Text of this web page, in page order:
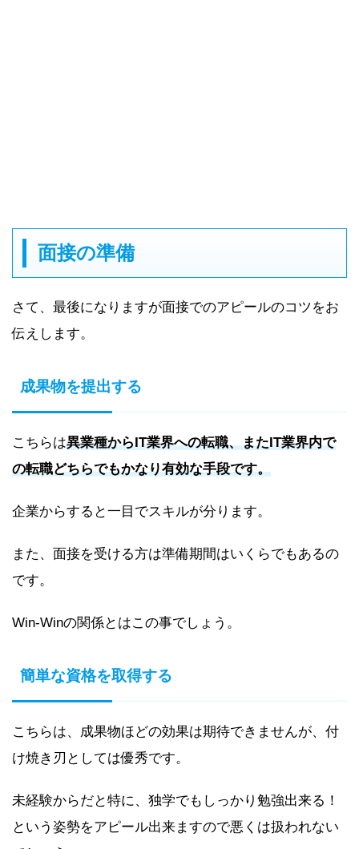
面接の準備
さて、最後になりますが面接でのアピールのコツをお
伝えします。
成果物を提出する
こちらは異業種からIT業界への転職、またIT業界内で
の転職どちらでもかなり有効な手段です。
企業からすると一目でスキルが分ります。
また、面接を受ける方は準備期間はいくらでもあるの
です。
Win-Winの関係とはこの事でしょう。
簡単な資格を取得する
こちらは、成果物ほどの効果は期待できませんが、付
け焼き刃としては優秀です。
未経験からだと特に、独学でもしっかり勉強出来る！
という姿勢をアピール出来ますので悪くは扱われない